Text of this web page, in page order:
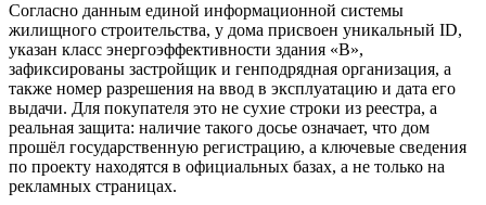
Согласно данным единой информационной системы
жилищного строительства, у дома присвоен уникальный ID,
указан класс энергоэффективности здания «B»,
зафиксированы застройщик и генподрядная организация, а
также номер разрешения на ввод в эксплуатацию и дата его
выдачи. Для покупателя это не сухие строки из реестра, а
реальная защита: наличие такого досье означает, что дом
прошёл государственную регистрацию, а ключевые сведения
по проекту находятся в официальных базах, а не только на
рекламных страницах.